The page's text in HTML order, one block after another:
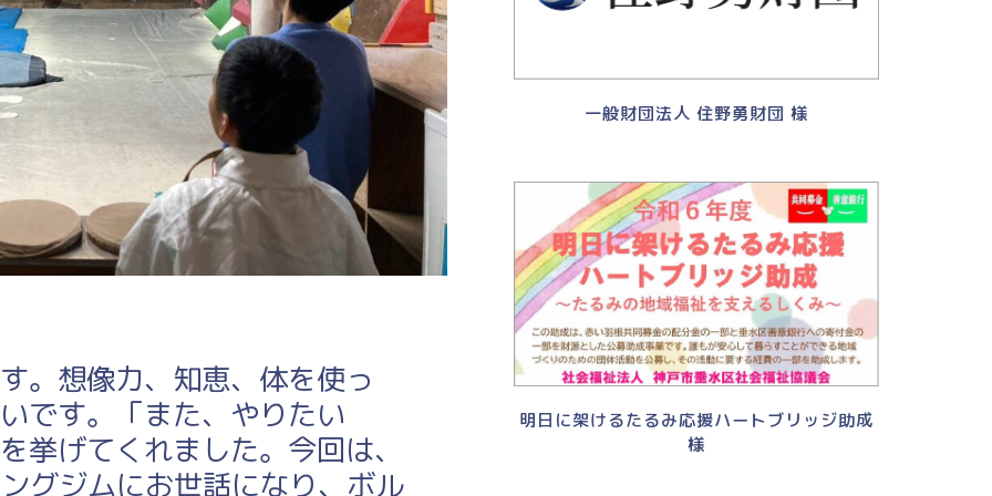
。想像力、知恵、体を使っ
です。「また、やりたい
挙げてくれました。今回は、
グジムにお世話になり、ボル
一般財団法人 住野勇財団 様
明日に架けるたるみ応援ハートブリッジ助成
様